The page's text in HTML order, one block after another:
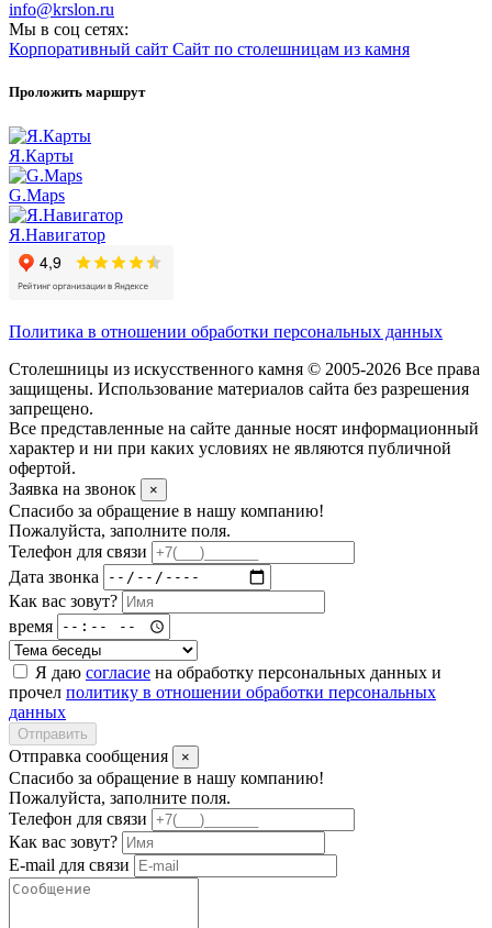
info@krslon.ru
Мы в соц сетях:
Корпоративный сайт Сайт по столешницам из камня
Проложить маршрут
Я.Карты
G.Maps
Я.Навигатор
Политика в отношении обработки персональных данных
Столешницы из искусственного камня © 2005-2026 Все права
защищены. Использование материалов сайта без разрешения
запрещено.
Все представленные на сайте данные носят информационный
характер и ни при каких условиях не являются публичной
офертой.
Заявка на звонок
×
Спасибо за обращение в нашу компанию!
Пожалуйста, заполните поля.
Телефон для связи
Дата звонка
Как вас зовут?
время
Я даю согласие на обработку персональных данных и
прочел политику в отношении обработки персональных
данных
Отправить
Отправка сообщения ×
Спасибо за обращение в нашу компанию!
Пожалуйста, заполните поля.
Телефон для связи
Как вас зовут?
E-mail для связи